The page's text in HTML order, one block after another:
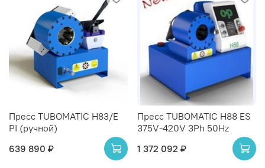
Пресс TUBOMATIC H83/E
PI (ручной)
639 890 ₽
Пресс TUBOMATIC H88 ES
375V-420V 3Ph 50Hz
1 372 092 ₽